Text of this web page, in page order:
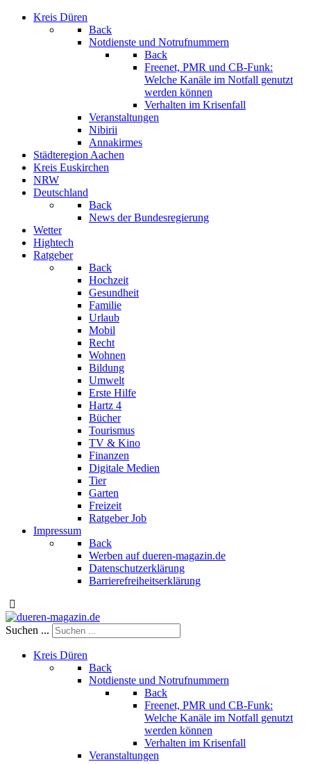
Kreis Düren
Back
Notdienste und Notrufnummern
Back
Freenet, PMR und CB-Funk:
Welche Kanäle im Notfall genutzt
werden können
Verhalten im Krisenfall
Veranstaltungen
Nibirii
Annakirmes
Städteregion Aachen
Kreis Euskirchen
NRW
Deutschland
Back
News der Bundesregierung
Wetter
Hightech
Ratgeber
Back
Hochzeit
Gesundheit
Familie
Urlaub
Mobil
Recht
Wohnen
Bildung
Umwelt
Erste Hilfe
Hartz 4
Bücher
Tourismus
TV & Kino
Finanzen
Digitale Medien
Tier
Garten
Freizeit
Ratgeber Job
Impressum
Back
Werben auf dueren-magazin.de
Datenschutzerklärung
Barrierefreiheitserklärung
Suchen ...
Kreis Düren
Back
Notdienste und Notrufnummern
Back
Freenet, PMR und CB-Funk:
Welche Kanäle im Notfall genutzt
werden können
Verhalten im Krisenfall
Veranstaltungen